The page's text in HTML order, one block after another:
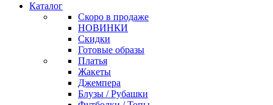
Каталог
Скоро в продаже
НОВИНКИ
Скидки
Готовые образы
Платья
Жакеты
Джемпера
Блузы / Рубашки